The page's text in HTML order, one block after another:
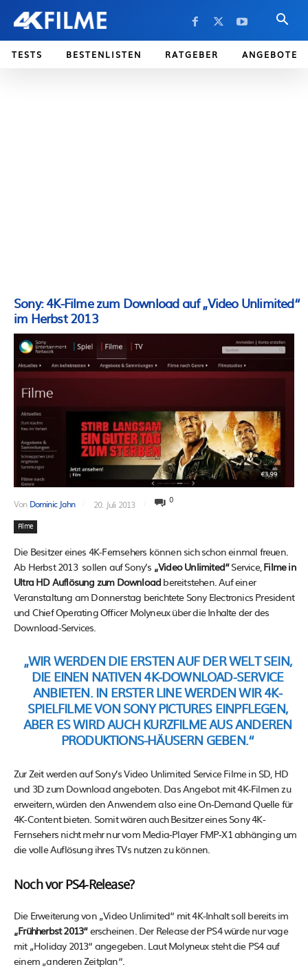
TESTS BESTENLISTEN RATGEBER ANGEBOTE
Sony: 4K-Filme zum Download auf „Video Unlimited“
im Herbst 2013
Von Dominic Jahn 20. Juli 2013 0
Filme
Die Besitzer eines 4K-Fernsehers können sich schon einmal freuen.
Ab Herbst 2013 sollen auf Sony’s „Video Unlimited“Service,Filme in
Ultra HD Auflösung zum Download bereitstehen. Auf einer
Veranstaltung am Donnerstag berichtete Sony Electronics President
und Chief Operating Officer Molyneux über die Inhalte der des
Download-Services.
„WIR WERDEN DIE ERSTEN AUF DER WELT SEIN,
DIE EINEN NATIVEN 4K-DOWNLOAD-SERVICE
ANBIETEN. IN ERSTER LINE WERDEN WIR4K-
SPIELFILME VON SONY PICTURESEINPFLEGEN,
ABER ES WIRD AUCH KURZFILME AUS ANDEREN
PRODUKTIONS-HÄUSERN GEBEN.“
Zur Zeit werden auf Sony’s Video Unlimited Service Filme in SD, HD
und 3D zum Download angeboten. Das Angebot mit 4K-Filmen zu
erweitern, würden den Anwendern also eine On-Demand Quelle für
4K-Content bieten. Somit wären auch Besitzer eines Sony 4K-
Fernsehers nicht mehr nur vom Media-Player FMP-X1 abhänging um
die volle Auflösung ihres TVs nutzen zu können.
Noch vor PS4-Release?
Die Erweiterung von „Video Unlimited“ mit 4K-Inhalt soll bereits im
„Frühherbst 2013“erscheinen. Der Release der PS4 würde nur vage
mit „Holiday 2013“ angegeben. Laut Molyneux steht die PS4 auf
einem „anderen Zeitplan“.